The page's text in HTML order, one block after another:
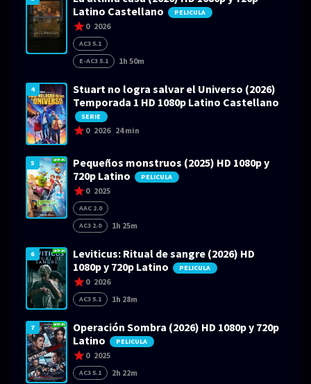
Latino Castellano
PELICULA
0 2026
AC3 5.1
E-AC3 5.1
1h 50m
4
Stuart no logra salvar el Universo (2026)
Temporada 1 HD 1080p Latino Castellano
SERIE
0 2026 24 min
5
Pequeños monstruos (2025) HD 1080p y
720p Latino
PELICULA
0 2025
AAC 2.0
AC3 2.0
1h 25m
6
Leviticus: Ritual de sangre (2026) HD
1080p y 720p Latino
PELICULA
0 2026
AC3 5.1 1h 28m
7
Operación Sombra (2026) HD 1080p y 720p
Latino
PELICULA
0 2025
AC3 5.1 2h 22m